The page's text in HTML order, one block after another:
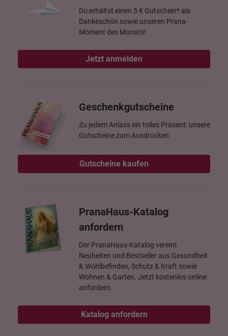
Du erhältst einen 5 € Gutschein* als
Dankeschön sowie unseren Prana-
Moment des Monats!
Jetzt anmelden
Geschenkgutscheine
Zu jedem Anlass ein tolles Präsent: unsere
Gutscheine zum Ausdrucken.
Gutscheine kaufen
PranaHaus-Katalog
anfordern
Der PranaHaus-Katalog vereint
Neuheiten und Bestseller aus Gesundheit
& Wohlbefinden, Schutz & Kraft sowie
Wohnen & Garten. Jetzt kostenlos online
anfordern.
Katalog anfordern